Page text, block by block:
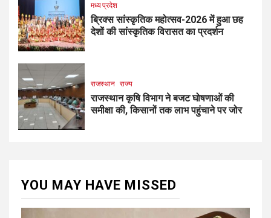
मध्य प्रदेश
ब्रिक्स सांस्कृतिक महोत्सव-2026 में हुआ छह
देशों की सांस्कृतिक विरासत का प्रदर्शन
राजस्थान राज्य
राजस्थान कृषि विभाग ने बजट घोषणाओं की
समीक्षा की, किसानों तक लाभ पहुंचाने पर जोर
YOU MAY HAVE MISSED